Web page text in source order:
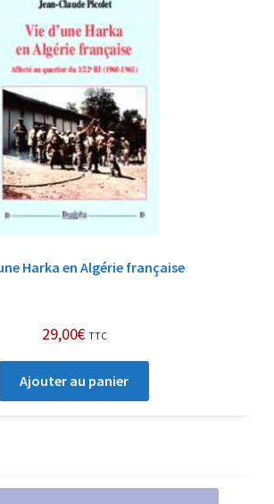
Harka en Algérie française
29,00€ TTC
Ajouter au panier